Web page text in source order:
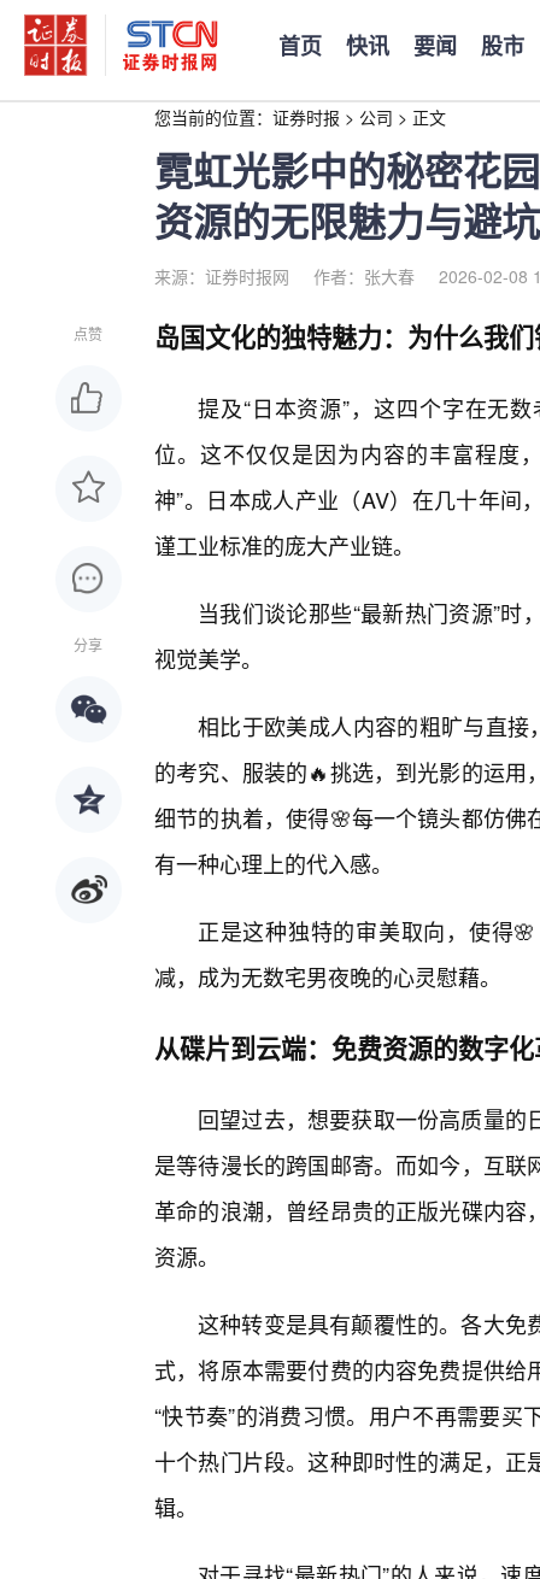
首页 快讯 要闻 股市
您当前的位置： 证券时报 > 公司 > 正文
霓虹光影中的秘密花
资源的无限魅力与避
来源：证券时报网 作者：张大春 2026-02-08
点赞
分享
岛国文化的独特魅力：为什么我
提及“日本资源”，这四个字在无
位。这不仅仅是因为内容的丰富程度
神”。日本成人产业（AV）在几十年间
谨工业标准的庞大产业链。
当我们谈论那些“最新热门资源”
视觉美学。
相比于欧美成人内容的粗旷与直接
的考究、服装的🔥挑选，到光影的运
细节的执着，使得🌸每一个镜头都仿
有一种心理上的代入感。
正是这种独特的审美取向，使得
减，成为无数宅男夜晚的心灵慰藉。
从碟片到云端：免费资源的数字
回望过去，想要获取一份高质量
是等待漫长的跨国邮寄。而如今，互
革命的浪潮，曾经昂贵的正版光碟内
资源。
这种转变是具有颠覆性的。各大免
式，将原本需要付费的内容免费提供
“快节奏”的消费习惯。用户不再需要
十个热门片段。这种即时性的满足，
辑。